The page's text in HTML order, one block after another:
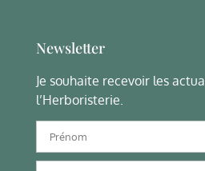
Newsletter
Je souhaite recevoir les
l’Herboristerie.